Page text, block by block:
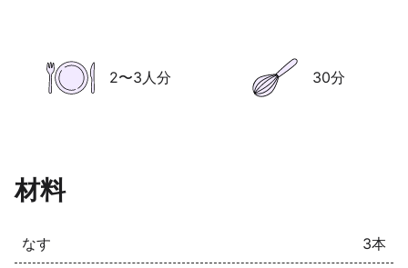
2〜3人分 30分
材料
なす 3本